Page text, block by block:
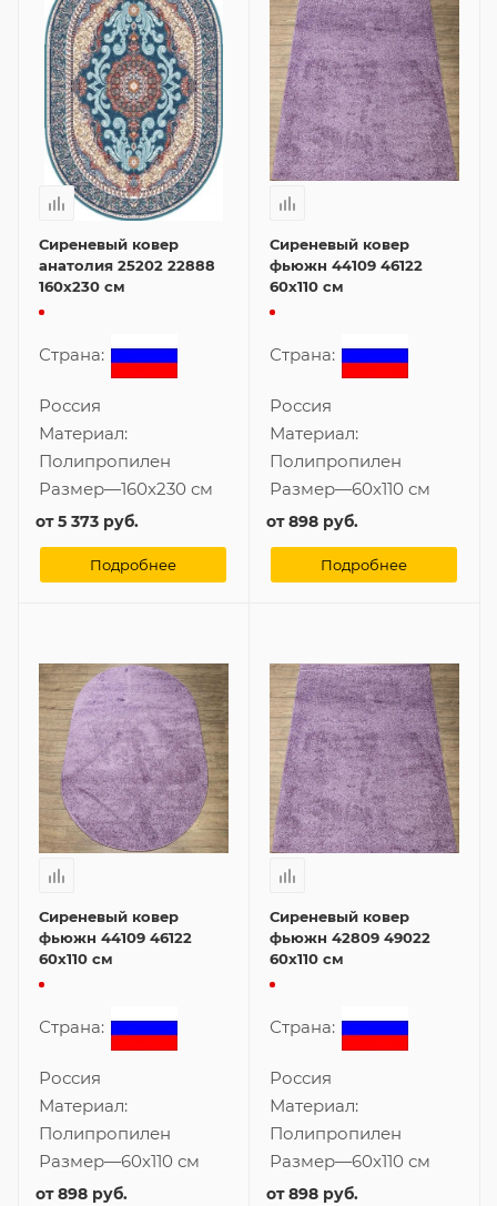
Сиреневый ковер
анатолия 25202 22888
160x230 см
Страна:
Россия
Материал:
Полипропилен
Размер—160x230 см
от5 373 руб.
Подробнее
Сиреневый ковер
фьюжн 44109 46122
60x110 см
Страна:
Россия
Материал:
Полипропилен
Размер—60x110 см
от898 руб.
Подробнее
Сиреневый ковер
фьюжн 44109 46122
60x110 см
Страна:
Россия
Материал:
Полипропилен
Размер—60x110 см
от898 руб.
Сиреневый ковер
фьюжн 42809 49022
60x110 см
Страна:
Россия
Материал:
Полипропилен
Размер—60x110 см
от898 руб.